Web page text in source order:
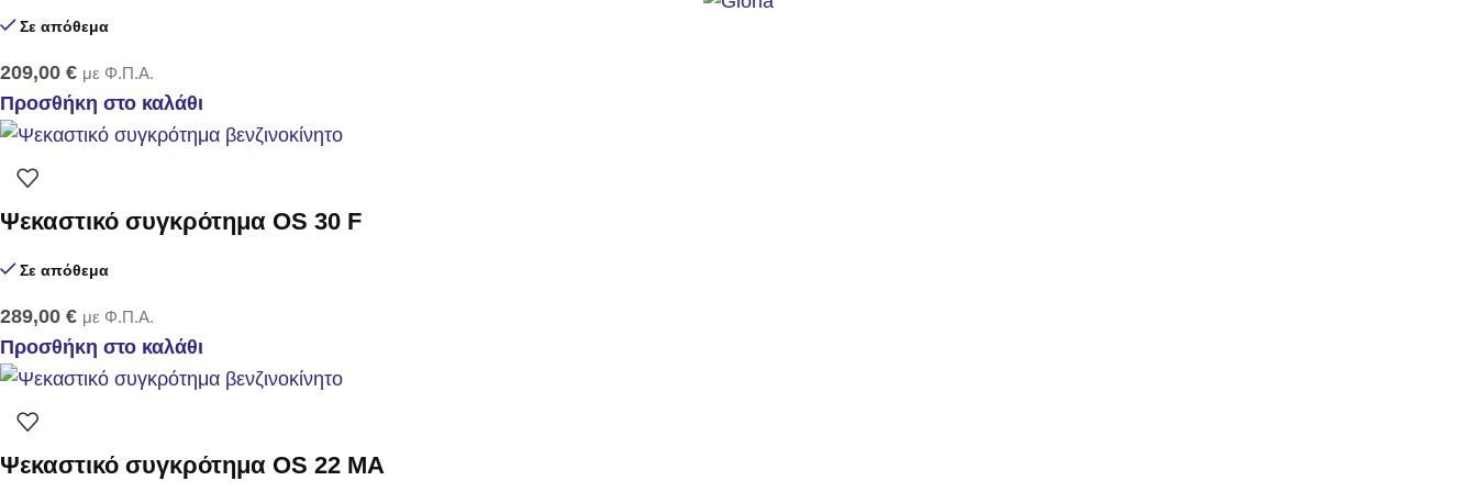
Σε απόθεμα
209,00 € με Φ.Π.Α.
Προσθήκη στο καλάθι
Ψεκαστικό συγκρότημα OS 30 F
Σε απόθεμα
289,00 € με Φ.Π.Α.
Προσθήκη στο καλάθι
Ψεκαστικό συγκρότημα OS 22 MA